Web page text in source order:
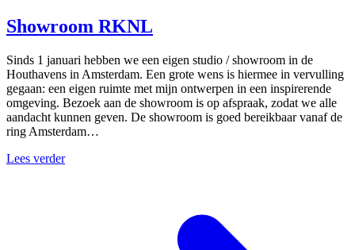
Showroom RKNL
Sinds 1 januari hebben we een eigen studio / showroom in de
Houthavens in Amsterdam. Een grote wens is hiermee in vervulling
gegaan: een eigen ruimte met mijn ontwerpen in een inspirerende
omgeving. Bezoek aan de showroom is op afspraak, zodat we alle
aandacht kunnen geven. De showroom is goed bereikbaar vanaf de
ring Amsterdam…
Lees verder